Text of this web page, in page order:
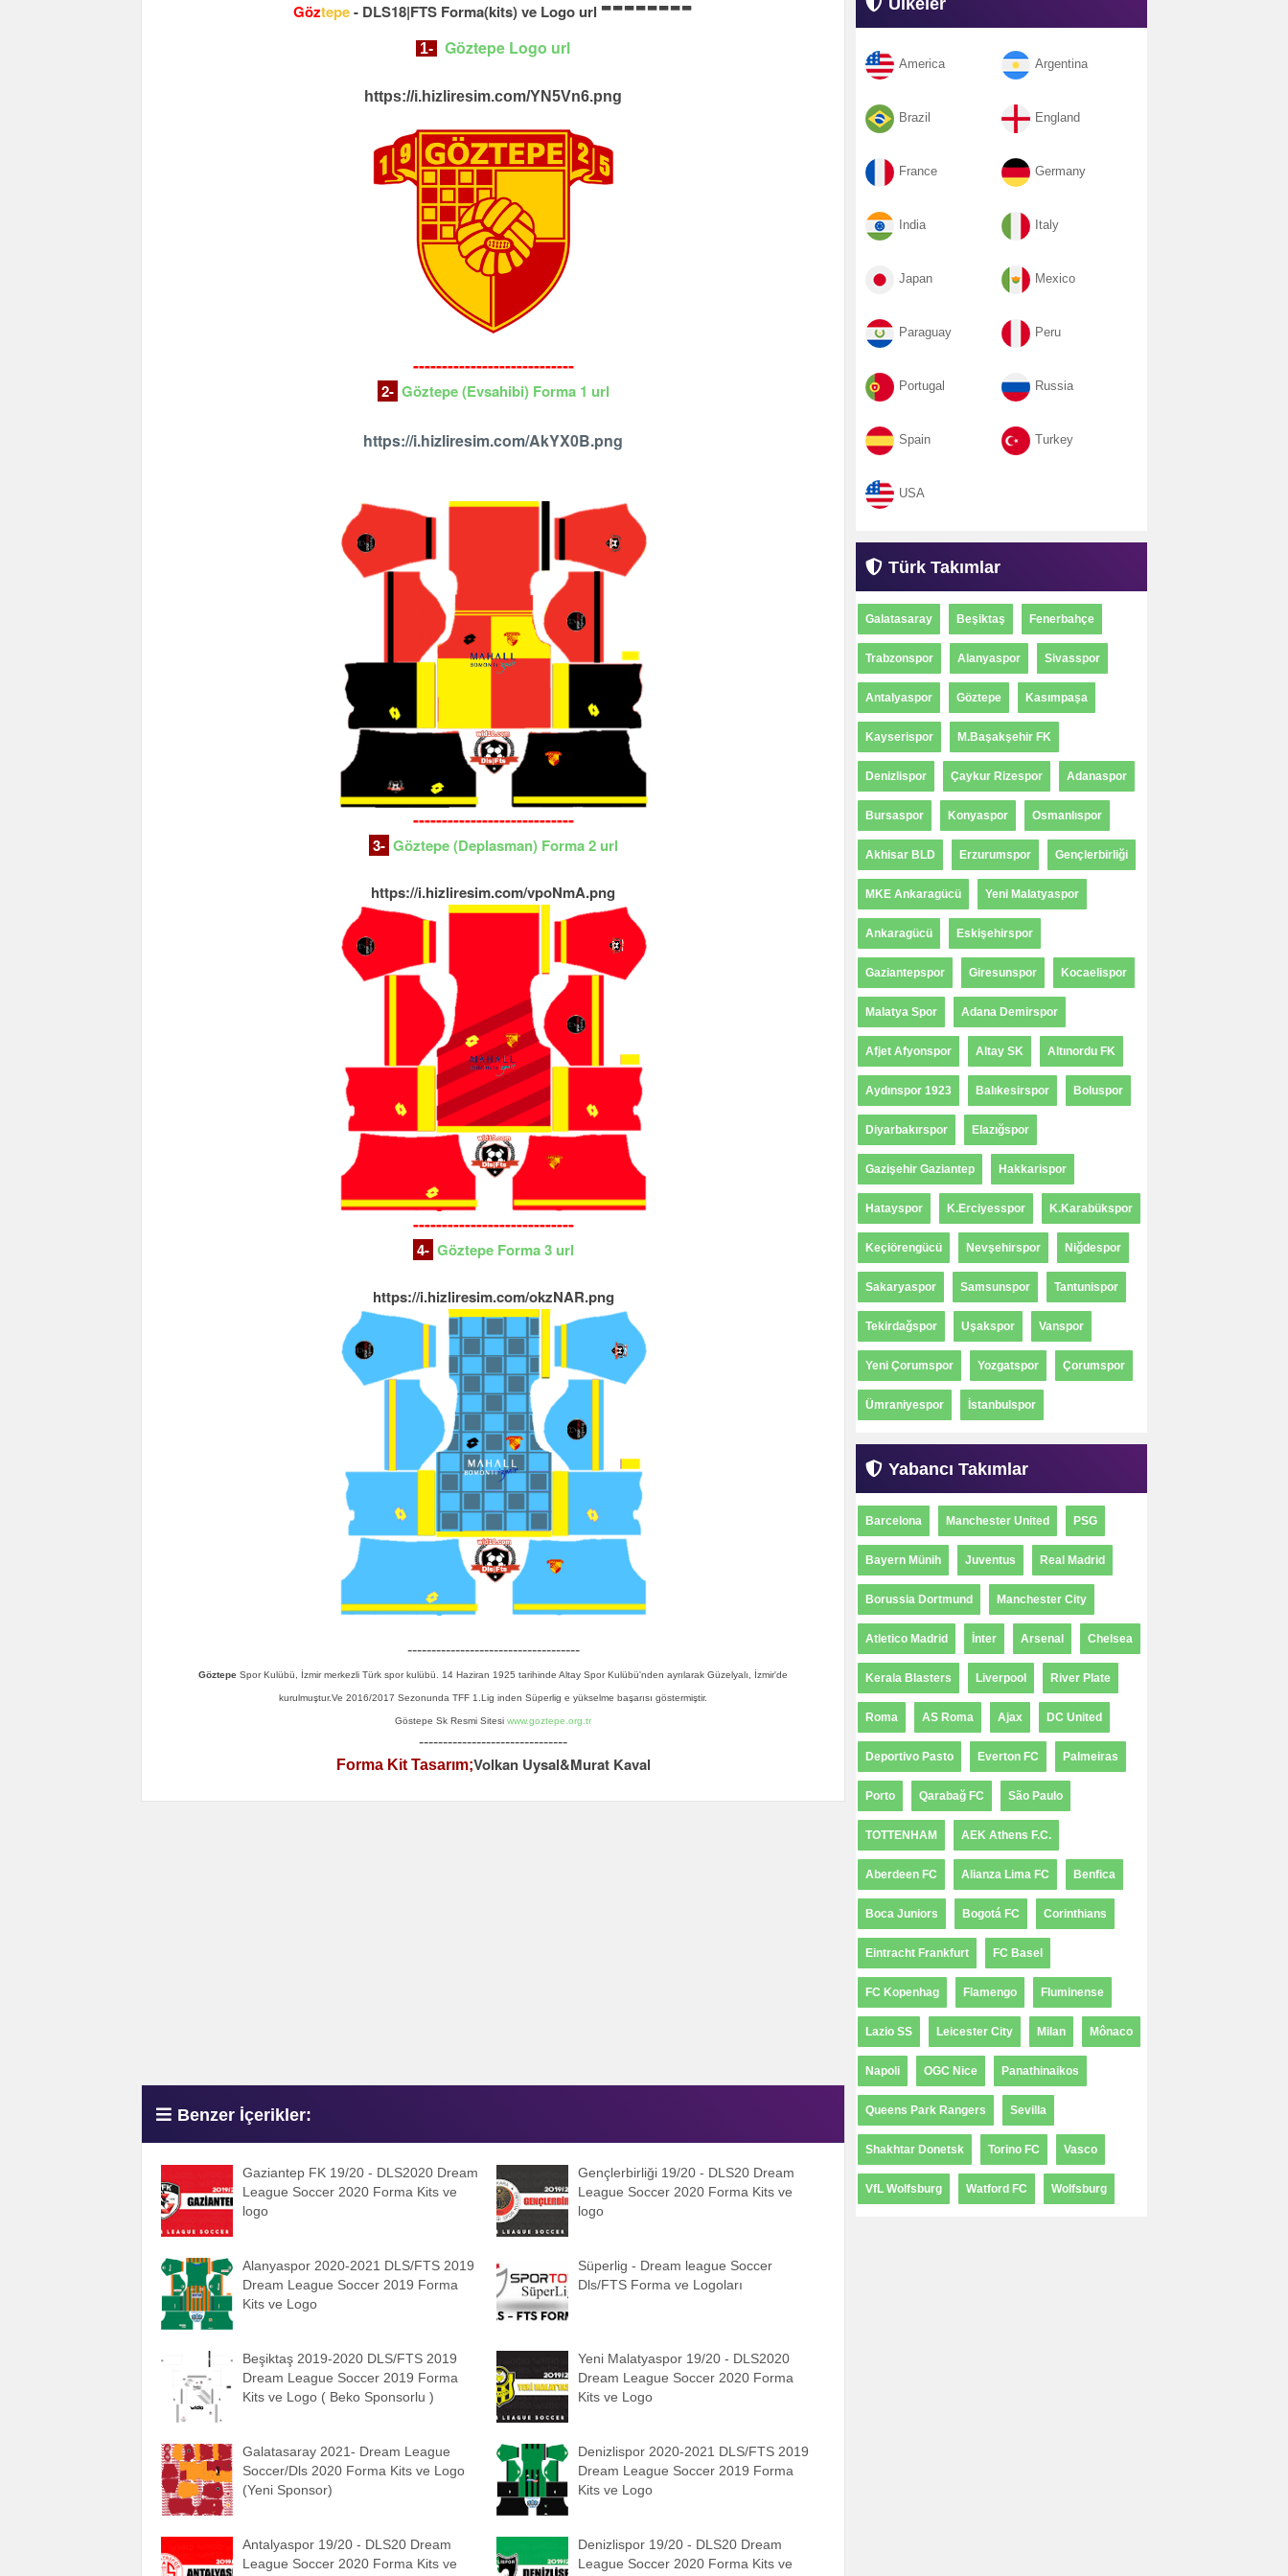
Göztepe- DLS18|FTS Forma(kits) ve Logo url
1- Göztepe Logo url
https://i.hizliresim.com/YN5Vn6.png
----------------------------
2- Göztepe(Evsahibi) Forma 1 url
https://i.hizliresim.com/AkYX0B.png
----------------------------
3- Göztepe(Deplasman) Forma 2 url
https://i.hizliresim.com/vpoNmA.png
----------------------------
4- GöztepeForma 3 url
https://i.hizliresim.com/okzNAR.png
------------------------------------
Göztepe Spor Kulübü, İzmir merkezli Türk spor kulübü. 14 Haziran 1925 tarihinde Altay Spor Kulübü'nden ayrılarak Güzelyalı, İzmir'de
kurulmuştur.Ve 2016/2017 Sezonunda TFF 1.Lig inden Süperlig e yükselme başarısı göstermiştir.
Göstepe Sk Resmi Sitesi www.goztepe.org.tr
-------------------------------
Forma Kit Tasarım;Volkan Uysal&Murat Kaval
Benzer İçerikler:
Gaziantep FK 19/20 - DLS2020 Dream
League Soccer 2020 Forma Kits ve
logo
Gençlerbirliği 19/20 - DLS20 Dream
League Soccer 2020 Forma Kits ve
logo
Alanyaspor 2020-2021 DLS/FTS 2019
Dream League Soccer 2019 Forma
Kits ve Logo
Süperlig - Dream league Soccer
Dls/FTS Forma ve Logoları
Beşiktaş 2019-2020 DLS/FTS 2019
Dream League Soccer 2019 Forma
Kits ve Logo ( Beko Sponsorlu )
Yeni Malatyaspor 19/20 - DLS2020
Dream League Soccer 2020 Forma
Kits ve Logo
Galatasaray 2021- Dream League
Soccer/Dls 2020 Forma Kits ve Logo
(Yeni Sponsor)
Denizlispor 2020-2021 DLS/FTS 2019
Dream League Soccer 2019 Forma
Kits ve Logo
Antalyaspor 19/20 - DLS20 Dream
League Soccer 2020 Forma Kits ve
Denizlispor 19/20 - DLS20 Dream
League Soccer 2020 Forma Kits ve
Ülkeler
America Argentina
Brazil England
France Germany
India Italy
Japan Mexico
Paraguay Peru
Portugal Russia
Spain Turkey
USA
Türk Takımlar
Galatasaray Beşiktaş Fenerbahçe
Trabzonspor Alanyaspor Sivasspor
Antalyaspor Göztepe Kasımpaşa
Kayserispor M.Başakşehir FK
Denizlispor Çaykur Rizespor Adanaspor
Bursaspor Konyaspor Osmanlıspor
Akhisar BLD Erzurumspor Gençlerbirliği
MKE Ankaragücü Yeni Malatyaspor
Ankaragücü Eskişehirspor
Gaziantepspor Giresunspor Kocaelispor
Malatya Spor Adana Demirspor
Afjet Afyonspor Altay SK Altınordu FK
Aydınspor 1923 Balıkesirspor Boluspor
Diyarbakırspor Elazığspor
Gazişehir Gaziantep Hakkarispor
Hatayspor K.Erciyesspor K.Karabükspor
Keçiörengücü Nevşehirspor Niğdespor
Sakaryaspor Samsunspor Tantunispor
Tekirdağspor Uşakspor Vanspor
Yeni Çorumspor Yozgatspor Çorumspor
Ümraniyespor İstanbulspor
Yabancı Takımlar
Barcelona Manchester United PSG
Bayern Münih Juventus Real Madrid
Borussia Dortmund Manchester City
Atletico Madrid İnter Arsenal Chelsea
Kerala Blasters Liverpool River Plate
Roma AS Roma Ajax DC United
Deportivo Pasto Everton FC Palmeiras
Porto Qarabağ FC São Paulo
TOTTENHAM AEK Athens F.C.
Aberdeen FC Alianza Lima FC Benfica
Boca Juniors Bogotá FC Corinthians
Eintracht Frankfurt FC Basel
FC Kopenhag Flamengo Fluminense
Lazio SS Leicester City Milan Mônaco
Napoli OGC Nice Panathinaikos
Queens Park Rangers Sevilla
Shakhtar Donetsk Torino FC Vasco
VfL Wolfsburg Watford FC Wolfsburg